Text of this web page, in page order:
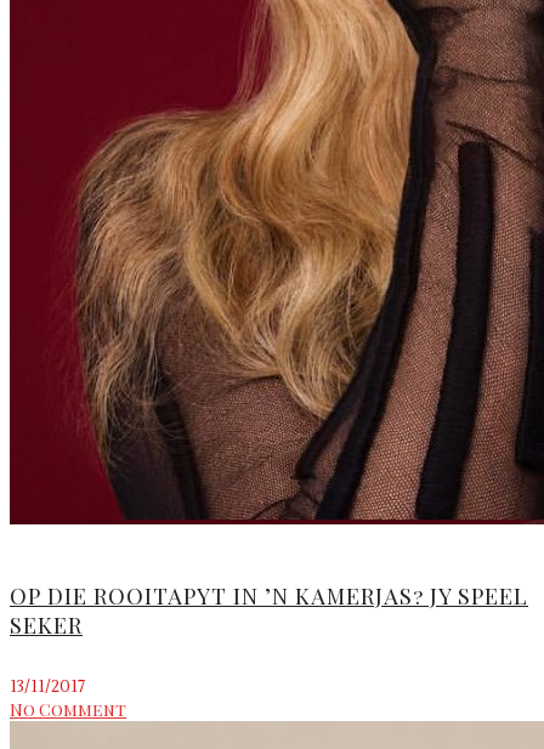
OP DIE ROOITAPYT IN ’N KAMERJAS? JY SPEEL
SEKER
13/11/2017
No Comment